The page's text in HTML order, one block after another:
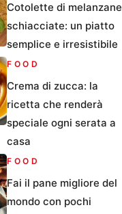
Cotolette di melanzane
schiacciate: un piatto
semplice e irresistibile
FOOD
Crema di zucca: la
ricetta che renderà
speciale ogni serata a
casa
FOOD
Fai il pane migliore del
mondo con pochi